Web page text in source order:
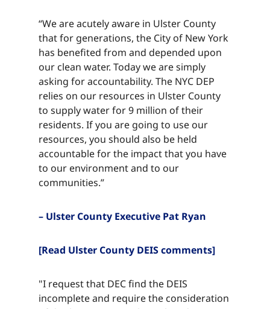
“We are acutely aware in Ulster County
that for generations, the City of New York
has benefited from and depended upon
our clean water. Today we are simply
asking for accountability. The NYC DEP
relies on our resources in Ulster County
to supply water for 9 million of their
residents. If you are going to use our
resources, you should also be held
accountable for the impact that you have
to our environment and to our
communities.”​​​​‌ ‍ ​‍​‍‌‍ ‌ ​‍‌‍‍‌‌‍‌ ‌‍‍‌‌‍ ‍​‍​‍​ ‍‍​‍​‍‌ ​ ‌‍​‌‌‍ ‍‌‍‍‌‌ ‌​‌ ‍‌​‍ ‍‌‍‍‌‌‍ ​‍​‍​‍ ​​‍​‍‌‍‍​‌ ​‍‌‍‌‌‌‍‌‍​‍​‍​ ‍‍​‍​‍‌‍‍​‌ ‌​‌ ‌​‌ ​​‌ ​ ​ ‍‍​‍ ​‍ ‌‍​ ‌‍ ‌‌ ​ ​‍ ‍‌‍ ‌‌‍​‌‌‍‍‌‌‍ ‍​‍ ‍​ ​‍​ ​​​ ​‍​ ‌​‌ ​‍‌‍‌‌‌‍‌​‌‍‌‌‌ ​ ‌‍‍‌‌‍‌ ‌‍ ‍​‍ ‍‌ ​‍‌‍‍‌‌ ‌‍‌‍‌‌‌ ​‍‌‍‍ ‌‍‌‌‌‍‌‌‌ ​​‌‍‌‌‌ ​‍​‍ ‍‌‍ ‌ ​‍‌‍‌ ​‍ ‌‍‍‌‌‍ ‍‌ ‌​‌‍‌‌‌‍ ‍‌ ‌​​‍ ‌‍‌‌‌‍‌​‌‍‍‌‌ ‌​​‍ ‌‍ ‌‌‍ ‌‍‌​‌‍‌‌​ ‌‌ ​​‌ ​‍‌‍‌‌‌ ​ ‌‍‌‌‌‍ ‍‌ ‌​‌‍​‌‌ ‌​‌‍‍‌‌‍ ‌‍ ‍​ ‍ ‌‍‍‌‌‍‌​​ ‌​ ‌ ​ ​‌​ ​‌​ ​‌​ ​ ‌‍​‌​ ​​​ ​ ​‍ ‌​ ​‌​ ‌​​ ‌‌‌‍​ ​‍ ‌​ ‌​‌‍​‍​ ‌‌​ ‌ ​‍ ‌‌‍​‍​ ​​​ ‌‍‌‍​ ​‍ ‌​ ​​​ ‌ ​ ‌‌​ ​​​ ‍‌​ ​ ​ ​‍‌‍‌‍​ ​​​ ‍‌​ ​‌‌‍​‌​ ‍ ‌ ‌​‌ ‍‌‌ ​​‌‍‌‌​ ‌‌‍​‌‌ ​‍‌ ‌​‌‍‍‌‌‍​ ‌‍ ​‌‍‌‌​ ‍ ‌ ​​‌‍​‌‌ ‌​‌‍‍​​ ‌‌‍​ ‌‍ ‌‍ ‍‌ ‌​‌‍‌‌‌‍ ‍‌ ‌​​‍‌‌​ ‌‌‌​​‍‌‌ ‌‍‍ ‌‍‌‌‌ ‍‌​‍‌‌​ ​ ‌​‌​​‍‌‌​ ​ ‌​‌​​‍‌‌​ ​‍​ ​‍​ ​‌​ ​‍​ ​ ​ ‌ ‌‍‌‍‌‍​‍​ ​‍‌‍​‍‌‍‌​​ ‌‍​ ​​​ ‌​​‍‌‌​ ​‍​ ​‍​‍‌‌​ ‌‌‌​‌​​‍ ‍‌‍​ ‌‍‍​‌‍‍‌‌‍ ​‌‍‌​‌ ​‍‌‍‌‌‌‍ ‍​‍‌‌​ ‌‌‌​​‍‌‌ ‌‍‍ ‌‍‌‌‌ ‍‌​‍‌‌​ ​ ‌​‌​​‍‌‌​ ​ ‌​‌​​‍‌‌​ ​‍​ ​‍​ ​‌​ ​‍​ ​ ​ ‌ ‌‍‌‍‌‍​‍​ ​‍‌‍​‍‌‍‌​​ ‌‍​ ​​​ ‌​​ ​​​‍‌‌​ ​‍​ ​‍​‍‌‌​ ‌‌‌​‌​​‍ ‍‌ ‌​‌‍‌‌‌ ‍​‌ ‌​​ ‌‍​‍‌‍​‌‌ ​ ‌‍‌‌‌‌‌‌‌ ​‍‌‍ ​​ ‌‌‍‍​‌ ‌​‌ ‌​‌ ​​‌ ​ ​‍‌‌​ ​ ‌​​‌​‍‌‌​ ​‍‌​‌‍​‍‌‌​ ​‍‌​‌‍‌‍​ ‌‍ ‌‌ ​ ​‍ ‍‌‍ ‌‌‍​‌‌‍‍‌‌‍ ‍​‍ ‍​ ​‍​ ​​​ ​‍​ ‌​‌ ​‍‌‍‌‌‌‍‌​‌‍‌‌‌ ​ ‌‍‍‌‌‍‌ ‌‍ ‍​‍ ‍‌ ​‍‌‍‍‌‌ ‌‍‌‍‌‌‌ ​‍‌‍‍ ‌‍‌‌‌‍‌‌‌ ​​‌‍‌‌‌ ​‍​‍ ‍‌‍ ‌ ​‍‌‍‌ ​‍‌‍‌‍‍‌‌‍‌​​ ‌​ ‌ ​ ​‌​ ​‌​ ​‌​ ​ ‌‍​‌​ ​​​ ​ ​‍ ‌​ ​‌​ ‌​​ ‌‌‌‍​ ​‍ ‌​ ‌​‌‍​‍​ ‌‌​ ‌ ​‍ ‌‌‍​‍​ ​​​ ‌‍‌‍​ ​‍ ‌​ ​​​ ‌ ​ ‌‌​ ​​​ ‍‌​ ​ ​ ​‍‌‍‌‍​ ​​​ ‍‌​ ​‌‌‍​‌​‍‌‍‌ ‌​‌ ‍‌‌ ​​‌‍‌‌​ ‌‌‍​‌‌ ​‍‌ ‌​‌‍‍‌‌‍​ ‌‍ ​‌‍‌‌​‍‌‍‌ ​​‌‍​‌‌ ‌​‌‍‍​​ ‌‌‍​ ‌‍ ‌‍ ‍‌ ‌​‌‍‌‌‌‍ ‍‌ ‌​​‍‌‌​ ‌‌‌​​‍‌‌ ‌‍‍ ‌‍‌‌‌ ‍‌​‍‌‌​ ​ ‌​‌​​‍‌‌​ ​ ‌​‌​​‍‌‌​ ​‍​ ​‍​ ​‌​ ​‍​ ​ ​ ‌ ‌‍‌‍‌‍​‍​ ​‍‌‍​‍‌‍‌​​ ‌‍​ ​​​ ‌​​‍‌‌​ ​‍​ ​‍​‍‌‌​ ‌‌‌​‌​​‍ ‍‌‍​ ‌‍‍​‌‍‍‌‌‍ ​‌‍‌​‌ ​‍‌‍‌‌‌‍ ‍​‍‌‌​ ‌‌‌​​‍‌‌ ‌‍‍ ‌‍‌‌‌ ‍‌​‍‌‌​ ​ ‌​‌​​‍‌‌​ ​ ‌​‌​​‍‌‌​ ​‍​ ​‍​ ​‌​ ​‍​ ​ ​ ‌ ‌‍‌‍‌‍​‍​ ​‍‌‍​‍‌‍‌​​ ‌‍​ ​​​ ‌​​ ​​​‍‌‌​ ​‍​ ​‍​‍‌‌​ ‌‌‌​‌​​‍ ‍‌ ‌​‌‍‌‌‌ ‍​‌ ‌​​‍‌‍‌ ​​‌‍‌‌‌ ​‍‌ ​ ‌ ​​‌‍‌‌‌‍​ ‌ ‌​‌‍‍‌‌ ‌‍‌‍‌‌​ ‌‌ ​​‌ ‌‌‌‍​‍‌‍ ​‌‍‍‌‌ ​ ‌‍‍​‌‍‌‌‌‍‌​​‍​‍‌ ‌
– Ulster County Executive Pat Ryan​​​​‌ ‍ ​‍​‍‌‍ ‌ ​‍‌‍‍‌‌‍‌ ‌‍‍‌‌‍ ‍​‍​‍​ ‍‍​‍​‍‌ ​ ‌‍​‌‌‍ ‍‌‍‍‌‌ ‌​‌ ‍‌​‍ ‍‌‍‍‌‌‍ ​‍​‍​‍ ​​‍​‍‌‍‍​‌ ​‍‌‍‌‌‌‍‌‍​‍​‍​ ‍‍​‍​‍‌‍‍​‌ ‌​‌ ‌​‌ ​​‌ ​ ​ ‍‍​‍ ​‍ ‌‍​ ‌‍ ‌‌ ​ ​‍ ‍‌‍ ‌‌‍​‌‌‍‍‌‌‍ ‍​‍ ‍​ ​‍​ ​​​ ​‍​ ‌​‌ ​‍‌‍‌‌‌‍‌​‌‍‌‌‌ ​ ‌‍‍‌‌‍‌ ‌‍ ‍​‍ ‍‌ ​‍‌‍‍‌‌ ‌‍‌‍‌‌‌ ​‍‌‍‍ ‌‍‌‌‌‍‌‌‌ ​​‌‍‌‌‌ ​‍​‍ ‍‌‍ ‌ ​‍‌‍‌ ​‍ ‌‍‍‌‌‍ ‍‌ ‌​‌‍‌‌‌‍ ‍‌ ‌​​‍ ‌‍‌‌‌‍‌​‌‍‍‌‌ ‌​​‍ ‌‍ ‌‌‍ ‌‍‌​‌‍‌‌​ ‌‌ ​​‌ ​‍‌‍‌‌‌ ​ ‌‍‌‌‌‍ ‍‌ ‌​‌‍​‌‌ ‌​‌‍‍‌‌‍ ‌‍ ‍​ ‍ ‌‍‍‌‌‍‌​​ ‌​ ‌ ​ ​‌​ ​‌​ ​‌​ ​ ‌‍​‌​ ​​​ ​ ​‍ ‌​ ​‌​ ‌​​ ‌‌‌‍​ ​‍ ‌​ ‌​‌‍​‍​ ‌‌​ ‌ ​‍ ‌‌‍​‍​ ​​​ ‌‍‌‍​ ​‍ ‌​ ​​​ ‌ ​ ‌‌​ ​​​ ‍‌​ ​ ​ ​‍‌‍‌‍​ ​​​ ‍‌​ ​‌‌‍​‌​ ‍ ‌ ‌​‌ ‍‌‌ ​​‌‍‌‌​ ‌‌‍​‌‌ ​‍‌ ‌​‌‍‍‌‌‍​ ‌‍ ​‌‍‌‌​ ‍ ‌ ​​‌‍​‌‌ ‌​‌‍‍​​ ‌‌‍​ ‌‍ ‌‍ ‍‌ ‌​‌‍‌‌‌‍ ‍‌ ‌​​‍‌‌​ ‌‌‌​​‍‌‌ ‌‍‍ ‌‍‌‌‌ ‍‌​‍‌‌​ ​ ‌​‌​​‍‌‌​ ​ ‌​‌​​‍‌‌​ ​‍​ ​‍​ ​‍​ ‌​‌‍‌​​ ‌‌‌‍​ ‌‍​ ‌‍‌‍​ ‌‌​ ‌ ‌‍​‌‌‍‌​​ ‍​​‍‌‌​ ​‍​ ​‍​‍‌‌​ ‌‌‌​‌​​‍ ‍‌‍​ ‌‍‍​‌‍‍‌‌‍ ​‌‍‌​‌ ​‍‌‍‌‌‌‍ ‍​‍‌‌​ ‌‌‌​​‍‌‌ ‌‍‍ ‌‍‌‌‌ ‍‌​‍‌‌​ ​ ‌​‌​​‍‌‌​ ​ ‌​‌​​‍‌‌​ ​‍​ ​‍​ ​‍​ ‌​‌‍‌​​ ‌‌‌‍​ ‌‍​ ‌‍‌‍​ ‌‌​ ‌ ‌‍​‌‌‍‌​​ ‍​​ ​​​‍‌‌​ ​‍​ ​‍​‍‌‌​ ‌‌‌​‌​​‍ ‍‌ ‌​‌‍‌‌‌ ‍​‌ ‌​​ ‌‍​‍‌‍​‌‌ ​ ‌‍‌‌‌‌‌‌‌ ​‍‌‍ ​​ ‌‌‍‍​‌ ‌​‌ ‌​‌ ​​‌ ​ ​‍‌‌​ ​ ‌​​‌​‍‌‌​ ​‍‌​‌‍​‍‌‌​ ​‍‌​‌‍‌‍​ ‌‍ ‌‌ ​ ​‍ ‍‌‍ ‌‌‍​‌‌‍‍‌‌‍ ‍​‍ ‍​ ​‍​ ​​​ ​‍​ ‌​‌ ​‍‌‍‌‌‌‍‌​‌‍‌‌‌ ​ ‌‍‍‌‌‍‌ ‌‍ ‍​‍ ‍‌ ​‍‌‍‍‌‌ ‌‍‌‍‌‌‌ ​‍‌‍‍ ‌‍‌‌‌‍‌‌‌ ​​‌‍‌‌‌ ​‍​‍ ‍‌‍ ‌ ​‍‌‍‌ ​‍‌‍‌‍‍‌‌‍‌​​ ‌​ ‌ ​ ​‌​ ​‌​ ​‌​ ​ ‌‍​‌​ ​​​ ​ ​‍ ‌​ ​‌​ ‌​​ ‌‌‌‍​ ​‍ ‌​ ‌​‌‍​‍​ ‌‌​ ‌ ​‍ ‌‌‍​‍​ ​​​ ‌‍‌‍​ ​‍ ‌​ ​​​ ‌ ​ ‌‌​ ​​​ ‍‌​ ​ ​ ​‍‌‍‌‍​ ​​​ ‍‌​ ​‌‌‍​‌​‍‌‍‌ ‌​‌ ‍‌‌ ​​‌‍‌‌​ ‌‌‍​‌‌ ​‍‌ ‌​‌‍‍‌‌‍​ ‌‍ ​‌‍‌‌​‍‌‍‌ ​​‌‍​‌‌ ‌​‌‍‍​​ ‌‌‍​ ‌‍ ‌‍ ‍‌ ‌​‌‍‌‌‌‍ ‍‌ ‌​​‍‌‌​ ‌‌‌​​‍‌‌ ‌‍‍ ‌‍‌‌‌ ‍‌​‍‌‌​ ​ ‌​‌​​‍‌‌​ ​ ‌​‌​​‍‌‌​ ​‍​ ​‍​ ​‍​ ‌​‌‍‌​​ ‌‌‌‍​ ‌‍​ ‌‍‌‍​ ‌‌​ ‌ ‌‍​‌‌‍‌​​ ‍​​‍‌‌​ ​‍​ ​‍​‍‌‌​ ‌‌‌​‌​​‍ ‍‌‍​ ‌‍‍​‌‍‍‌‌‍ ​‌‍‌​‌ ​‍‌‍‌‌‌‍ ‍​‍‌‌​ ‌‌‌​​‍‌‌ ‌‍‍ ‌‍‌‌‌ ‍‌​‍‌‌​ ​ ‌​‌​​‍‌‌​ ​ ‌​‌​​‍‌‌​ ​‍​ ​‍​ ​‍​ ‌​‌‍‌​​ ‌‌‌‍​ ‌‍​ ‌‍‌‍​ ‌‌​ ‌ ‌‍​‌‌‍‌​​ ‍​​ ​​​‍‌‌​ ​‍​ ​‍​‍‌‌​ ‌‌‌​‌​​‍ ‍‌ ‌​‌‍‌‌‌ ‍​‌ ‌​​‍‌‍‌ ​​‌‍‌‌‌ ​‍‌ ​ ‌ ​​‌‍‌‌‌‍​ ‌ ‌​‌‍‍‌‌ ‌‍‌‍‌‌​ ‌‌ ​​‌ ‌‌‌‍​‍‌‍ ​‌‍‍‌‌ ​ ‌‍‍​‌‍‌‌‌‍‌​​‍​‍‌ ‌
[Read Ulster County DEIS comments]​​​​‌ ‍ ​‍​‍‌‍ ‌ ​‍‌‍‍‌‌‍‌ ‌‍‍‌‌‍ ‍​‍​‍​ ‍‍​‍​‍‌ ​ ‌‍​‌‌‍ ‍‌‍‍‌‌ ‌​‌ ‍‌​‍ ‍‌‍‍‌‌‍ ​‍​‍​‍ ​​‍​‍‌‍‍​‌ ​‍‌‍‌‌‌‍‌‍​‍​‍​ ‍‍​‍​‍‌‍‍​‌ ‌​‌ ‌​‌ ​​‌ ​ ​ ‍‍​‍ ​‍ ‌‍​ ‌‍ ‌‌ ​ ​‍ ‍‌‍ ‌‌‍​‌‌‍‍‌‌‍ ‍​‍ ‍​ ​‍​ ​​​ ​‍​ ‌​‌ ​‍‌‍‌‌‌‍‌​‌‍‌‌‌ ​ ‌‍‍‌‌‍‌ ‌‍ ‍​‍ ‍‌ ​‍‌‍‍‌‌ ‌‍‌‍‌‌‌ ​‍‌‍‍ ‌‍‌‌‌‍‌‌‌ ​​‌‍‌‌‌ ​‍​‍ ‍‌‍ ‌ ​‍‌‍‌ ​‍ ‌‍‍‌‌‍ ‍‌ ‌​‌‍‌‌‌‍ ‍‌ ‌​​‍ ‌‍‌‌‌‍‌​‌‍‍‌‌ ‌​​‍ ‌‍ ‌‌‍ ‌‍‌​‌‍‌‌​ ‌‌ ​​‌ ​‍‌‍‌‌‌ ​ ‌‍‌‌‌‍ ‍‌ ‌​‌‍​‌‌ ‌​‌‍‍‌‌‍ ‌‍ ‍​ ‍ ‌‍‍‌‌‍‌​​ ‌​ ‌ ​ ​‌​ ​‌​ ​‌​ ​ ‌‍​‌​ ​​​ ​ ​‍ ‌​ ​‌​ ‌​​ ‌‌‌‍​ ​‍ ‌​ ‌​‌‍​‍​ ‌‌​ ‌ ​‍ ‌‌‍​‍​ ​​​ ‌‍‌‍​ ​‍ ‌​ ​​​ ‌ ​ ‌‌​ ​​​ ‍‌​ ​ ​ ​‍‌‍‌‍​ ​​​ ‍‌​ ​‌‌‍​‌​ ‍ ‌ ‌​‌ ‍‌‌ ​​‌‍‌‌​ ‌‌‍​‌‌ ​‍‌ ‌​‌‍‍‌‌‍​ ‌‍ ​‌‍‌‌​ ‍ ‌ ​​‌‍​‌‌ ‌​‌‍‍​​ ‌‌‍​ ‌‍ ‌‍ ‍‌ ‌​‌‍‌‌‌‍ ‍‌ ‌​​‍‌‌​ ‌‌‌​​‍‌‌ ‌‍‍ ‌‍‌‌‌ ‍‌​‍‌‌​ ​ ‌​‌​​‍‌‌​ ​ ‌​‌​​‍‌‌​ ​‍​ ​‍‌‍​‍‌‍​ ‌‍​‌​ ​‌‌‍‌​‌‍​‌​ ​‌​ ​ ​ ​‌‌‍‌‍​ ​ ​ ‍​​‍‌‌​ ​‍​ ​‍​‍‌‌​ ‌‌‌​‌​​‍ ‍‌‍​ ‌‍‍​‌‍‍‌‌‍ ​‌‍‌​‌ ​‍‌‍‌‌‌‍ ‍​‍‌‌​ ‌‌‌​​‍‌‌ ‌‍‍ ‌‍‌‌‌ ‍‌​‍‌‌​ ​ ‌​‌​​‍‌‌​ ​ ‌​‌​​‍‌‌​ ​‍​ ​‍‌‍​‍‌‍​ ‌‍​‌​ ​‌‌‍‌​‌‍​‌​ ​‌​ ​ ​ ​‌‌‍‌‍​ ​ ​ ‍​​ ​​​‍‌‌​ ​‍​ ​‍​‍‌‌​ ‌‌‌​‌​​‍ ‍‌ ‌​‌‍‌‌‌ ‍​‌ ‌​​ ‌‍​‍‌‍​‌‌ ​ ‌‍‌‌‌‌‌‌‌ ​‍‌‍ ​​ ‌‌‍‍​‌ ‌​‌ ‌​‌ ​​‌ ​ ​‍‌‌​ ​ ‌​​‌​‍‌‌​ ​‍‌​‌‍​‍‌‌​ ​‍‌​‌‍‌‍​ ‌‍ ‌‌ ​ ​‍ ‍‌‍ ‌‌‍​‌‌‍‍‌‌‍ ‍​‍ ‍​ ​‍​ ​​​ ​‍​ ‌​‌ ​‍‌‍‌‌‌‍‌​‌‍‌‌‌ ​ ‌‍‍‌‌‍‌ ‌‍ ‍​‍ ‍‌ ​‍‌‍‍‌‌ ‌‍‌‍‌‌‌ ​‍‌‍‍ ‌‍‌‌‌‍‌‌‌ ​​‌‍‌‌‌ ​‍​‍ ‍‌‍ ‌ ​‍‌‍‌ ​‍‌‍‌‍‍‌‌‍‌​​ ‌​ ‌ ​ ​‌​ ​‌​ ​‌​ ​ ‌‍​‌​ ​​​ ​ ​‍ ‌​ ​‌​ ‌​​ ‌‌‌‍​ ​‍ ‌​ ‌​‌‍​‍​ ‌‌​ ‌ ​‍ ‌‌‍​‍​ ​​​ ‌‍‌‍​ ​‍ ‌​ ​​​ ‌ ​ ‌‌​ ​​​ ‍‌​ ​ ​ ​‍‌‍‌‍​ ​​​ ‍‌​ ​‌‌‍​‌​‍‌‍‌ ‌​‌ ‍‌‌ ​​‌‍‌‌​ ‌‌‍​‌‌ ​‍‌ ‌​‌‍‍‌‌‍​ ‌‍ ​‌‍‌‌​‍‌‍‌ ​​‌‍​‌‌ ‌​‌‍‍​​ ‌‌‍​ ‌‍ ‌‍ ‍‌ ‌​‌‍‌‌‌‍ ‍‌ ‌​​‍‌‌​ ‌‌‌​​‍‌‌ ‌‍‍ ‌‍‌‌‌ ‍‌​‍‌‌​ ​ ‌​‌​​‍‌‌​ ​ ‌​‌​​‍‌‌​ ​‍​ ​‍‌‍​‍‌‍​ ‌‍​‌​ ​‌‌‍‌​‌‍​‌​ ​‌​ ​ ​ ​‌‌‍‌‍​ ​ ​ ‍​​‍‌‌​ ​‍​ ​‍​‍‌‌​ ‌‌‌​‌​​‍ ‍‌‍​ ‌‍‍​‌‍‍‌‌‍ ​‌‍‌​‌ ​‍‌‍‌‌‌‍ ‍​‍‌‌​ ‌‌‌​​‍‌‌ ‌‍‍ ‌‍‌‌‌ ‍‌​‍‌‌​ ​ ‌​‌​​‍‌‌​ ​ ‌​‌​​‍‌‌​ ​‍​ ​‍‌‍​‍‌‍​ ‌‍​‌​ ​‌‌‍‌​‌‍​‌​ ​‌​ ​ ​ ​‌‌‍‌‍​ ​ ​ ‍​​ ​​​‍‌‌​ ​‍​ ​‍​‍‌‌​ ‌‌‌​‌​​‍ ‍‌ ‌​‌‍‌‌‌ ‍​‌ ‌​​‍‌‍‌ ​​‌‍‌‌‌ ​‍‌ ​ ‌ ​​‌‍‌‌‌‍​ ‌ ‌​‌‍‍‌‌ ‌‍‌‍‌‌​ ‌‌ ​​‌ ‌‌‌‍​‍‌‍ ​‌‍‍‌‌ ​ ‌‍‍​‌‍‌‌‌‍‌​​‍​‍‌ ‌
"I request that DEC find the DEIS
incomplete and require the consideration